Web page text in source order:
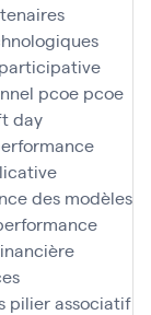
participative
pcoe pcoe
day
des modèles
pilier associatif